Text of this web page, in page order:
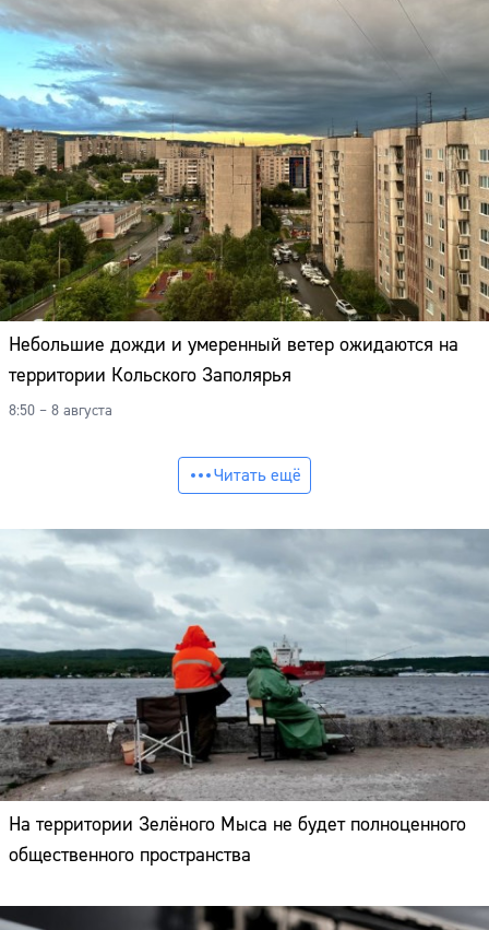
Небольшие дожди и умеренный ветер ожидаются на
территории Кольского Заполярья
8:50 – 8 августа
Читать ещё
На территории Зелёного Мыса не будет полноценного
общественного пространства